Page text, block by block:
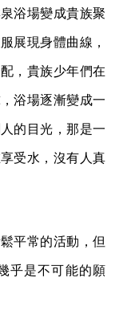
浴場變成貴族聚
展現身體曲線，
，貴族少年們在
浴場逐漸變成一
的目光，那是一
受水，沒有人真
平常的活動，但
乎是不可能的願